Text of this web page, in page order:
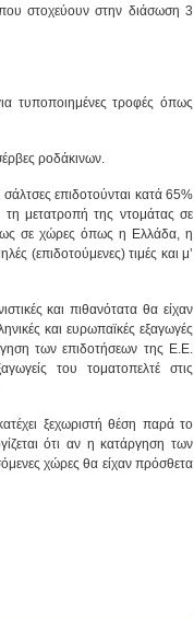
στοχεύουν στην διάσωση 3
τυποποιημένες τροφές όπως
ροδάκινων.
επιδοτούνται κατά 65%
τη μετατροπή της ντομάτας σε
σε χώρες όπως η Ελλάδα, η
(επιδοτούμενες) τιμές και μ’
και πιθανότατα θα είχαν
και ευρωπαϊκές εξαγωγές
των επιδοτήσεων της Ε.Ε.
του τοματοπελτέ στις
ξεχωριστή θέση παρά το
ότι αν η κατάργηση των
χώρες θα είχαν πρόσθετα